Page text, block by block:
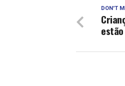
DON'T